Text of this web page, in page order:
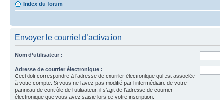
Index du forum
Envoyer le courriel d’activation
Nom d’utilisateur :
Adresse de courrier électronique :
Ceci doit correspondre à l’adresse de courrier électronique qui est associée
à votre compte. Si vous ne l’avez pas modifié par l’intermédiaire de votre
panneau de contrôle de l’utilisateur, il s’agit de l’adresse de courrier
électronique que vous avez saisie lors de votre inscription.